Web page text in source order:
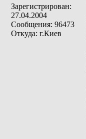
Зарегистрирован:
27.04.2004
Сообщения: 96473
Откуда: г.Киев